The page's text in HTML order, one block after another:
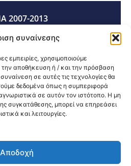
συναίνεσης
εμπειρίες, χρησιμοποιούμε
την αποθήκευση ή / και την πρόσβαση
σε αυτές τις τεχνολογίες θα
δεδομένα όπως η συμπεριφορά
σε αυτόν τον ιστότοπο. Η μη
συγκατάθεσης, μπορεί να επηρεάσει
και λειτουργίες.
Αποδοχή
2007-2013
2021-2027
All rights reserved